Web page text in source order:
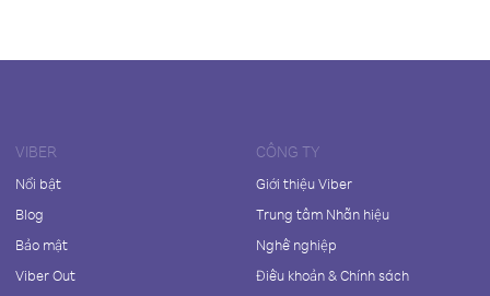
VIBER
Nổi bật
Blog
Bảo mật
Viber Out
CÔNG TY
Giới thiệu Viber
Trung tâm Nhãn hiệu
Nghề nghiệp
Điều khoản & Chính sách